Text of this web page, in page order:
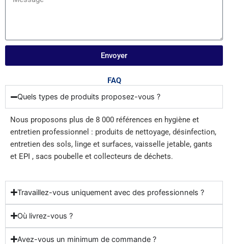
Envoyer
FAQ
Quels types de produits proposez-vous ?
Nous proposons plus de 8 000 références en hygiène et
entretien professionnel : produits de nettoyage, désinfection,
entretien des sols, linge et surfaces, vaisselle jetable, gants
et EPI , sacs poubelle et collecteurs de déchets.
Travaillez-vous uniquement avec des professionnels ?
Où livrez-vous ?
Avez-vous un minimum de commande ?